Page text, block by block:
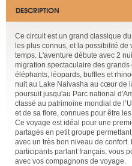
DESCRIPTION
Ce circuit est un grand classique
les plus connus, et la possibilité
temps. L'aventure débute avec 2
migration spectaculaire des grands
éléphants, léopards, buffles et
nuit au Lake Naivasha au cœur de
poursuit jusqu'au Parc national
classé au patrimoine mondial de
et de sa flore, connues pour être
Ce voyage est idéal pour une
partagés en petit groupe
avec un très bon niveau de
participants parlant français, vous
avec vos compagnons de voyage.